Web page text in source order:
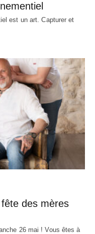
est un art. Capturer et
des mères
26 mai ! Vous êtes à